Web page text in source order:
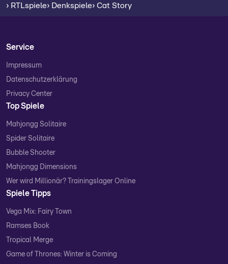
› RTLspiele› Denkspiele› Cat Story
Service
Impressum
Datenschutzerklärung
Privacy Center
Top Spiele
Mahjongg Solitaire
Spider Solitaire
Bubble Shooter
Mahjongg Dimensions
Wer wird Millionär? Trainingslager Online
Spiele Tipps
Vega Mix: Fairy Town
Ramses Book
Tropical Merge
Game of Thrones: Winter is Coming